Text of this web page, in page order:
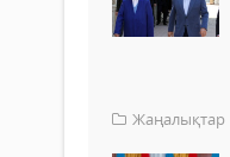
Жаңалықтар